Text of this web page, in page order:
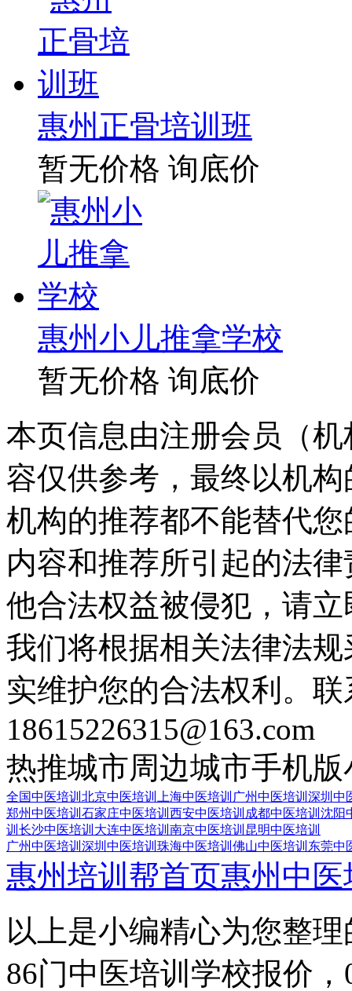
惠州正骨培训班
暂无价格 询底价
惠州小儿推拿学校
暂无价格 询底价
本页信息由注册会员（
容仅供参考，最终以机
机构的推荐都不能替代
内容和推荐所引起的法
他合法权益被侵犯，请
我们将根据相关法律法
实维护您的合法权利。
18615226315@163.com
热推城市周边城市手机版
全国中医培训 北京中医培训 上海中医培训 广州中医培训 深圳中
郑州中医培训 石家庄中医培训 西安中医培训 成都中医培训 沈阳
训 长沙中医培训 大连中医培训 南京中医培训 昆明中医培训
广州中医培训 深圳中医培训 珠海中医培训 佛山中医培训 东莞中
惠州培训帮首页惠州中
以上是小编精心为您整
86门中医培训学校报价